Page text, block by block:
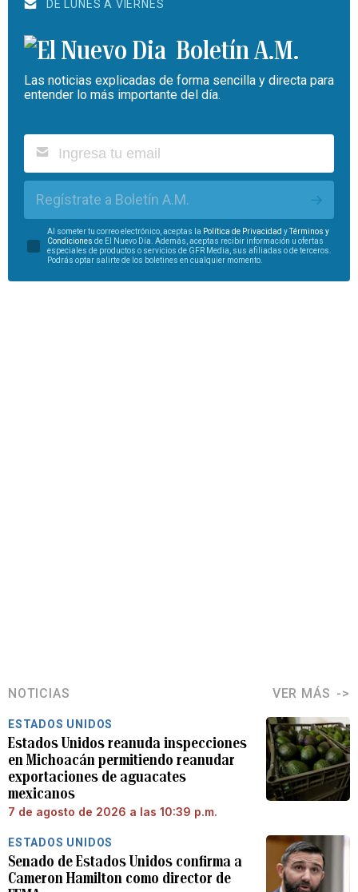
DE LUNES A VIERNES
Boletín A.M.
Las noticias explicadas de forma sencilla y directa para
entender lo más importante del día.
Regístrate a Boletín A.M.
Al someter tu correo electrónico, aceptas la Política de Privacidad yTérminos y
Condiciones de El Nuevo Día. Además, aceptas recibir información u ofertas
especiales de productos o servicios de GFR Media, sus afiliadas o de terceros.
Podrás optar salirte de los boletines en cualquier momento.
NOTICIAS VER MÁS
ESTADOS UNIDOS
Estados Unidos reanuda inspecciones
en Michoacán permitiendo reanudar
exportaciones de aguacates
mexicanos
7 de agosto de 2026 a las 10:39 p.m.
ESTADOS UNIDOS
Senado de Estados Unidos confirma a
Cameron Hamilton como director de